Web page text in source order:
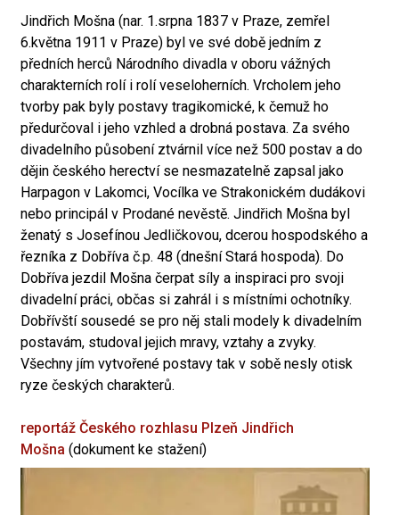
Jindřich Mošna (nar. 1.srpna 1837 v Praze, zemřel
6.května 1911 v Praze) byl ve své době jedním z
předních herců Národního divadla v oboru vážných
charakterních rolí i rolí veseloherních. Vrcholem jeho
tvorby pak byly postavy tragikomické, k čemuž ho
předurčoval i jeho vzhled a drobná postava. Za svého
divadelního působení ztvárnil více než 500 postav a do
dějin českého herectví se nesmazatelně zapsal jako
Harpagon v Lakomci, Vocílka ve Strakonickém dudákovi
nebo principál v Prodané nevěstě. Jindřich Mošna byl
ženatý s Josefínou Jedličkovou, dcerou hospodského a
řezníka z Dobříva č.p. 48 (dnešní Stará hospoda). Do
Dobříva jezdil Mošna čerpat síly a inspiraci pro svoji
divadelní práci, občas si zahrál i s místními ochotníky.
Dobřívští sousedé se pro něj stali modely k divadelním
postavám, studoval jejich mravy, vztahy a zvyky.
Všechny jím vytvořené postavy tak v sobě nesly otisk
ryze českých charakterů.
reportáž Českého rozhlasu Plzeň Jindřich
Mošna (dokument ke stažení)